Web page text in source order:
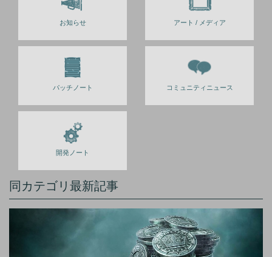
お知らせ アート / メディア
パッチノート コミュニティニュース
開発ノート
同カテゴリ最新記事